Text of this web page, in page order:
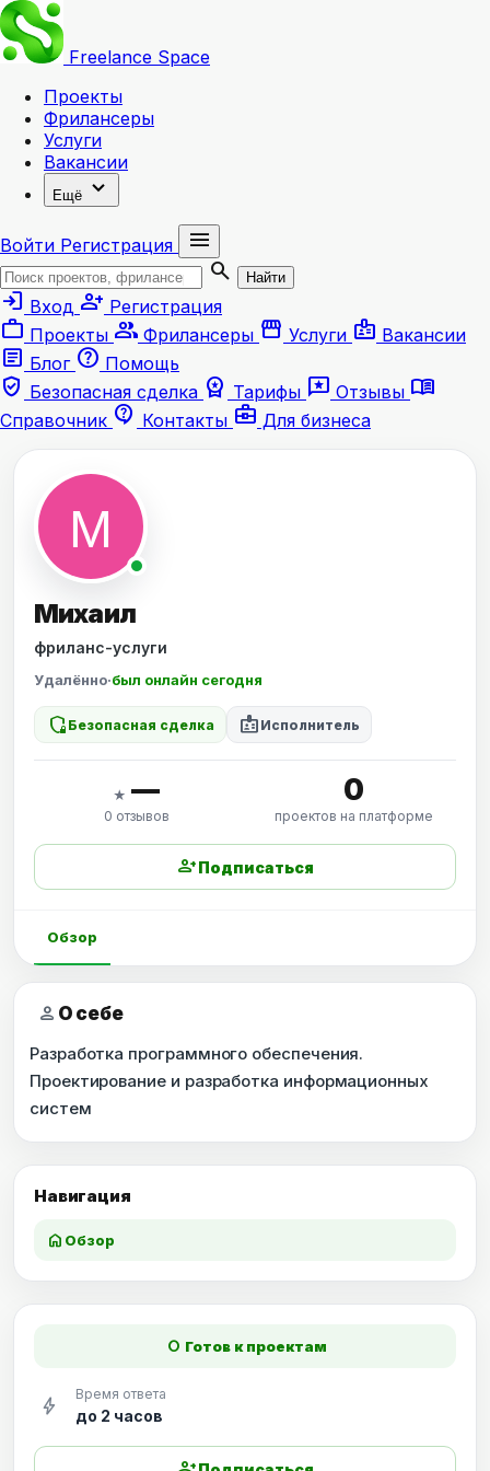
Freelance Space
Проекты
Фрилансеры
Услуги
Вакансии
Ещё expand_more
Войти Регистрация
menu
search
Найти
login Вход person_add Регистрация
work Проекты group Фрилансеры storefront Услуги badge Вакансии
article Блог help Помощь
verified_user Безопасная сделка workspace_premium Тарифы reviews Отзывы menu_book
Справочник contact_support Контакты business_center Для бизнеса
Навигация
home Обзор
Михаил
фриланс-услуги
Удалённо·был онлайн сегодня
shield_locked Безопасная сделка badge Исполнитель
★ —
0 отзывов
0
проектов на платформе
person_addПодписаться
Обзор
person О себе
Разработка программного обеспечения.
Проектирование и разработка информационных
систем
fiber_manual_record Готов к проектам
bolt Время ответа
до 2 часов